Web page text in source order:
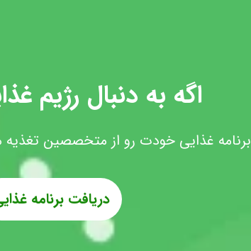
اگه به دنبال رژیم
برنامه غذایی خودت رو از متخصصین
دریافت برنامه